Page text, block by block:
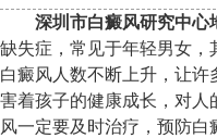
深圳市白癜风研究中心
缺失症，常见于年轻男女，
白癜风人数不断上升，让
害着孩子的健康成长，对人
风一定要及时治疗，预防